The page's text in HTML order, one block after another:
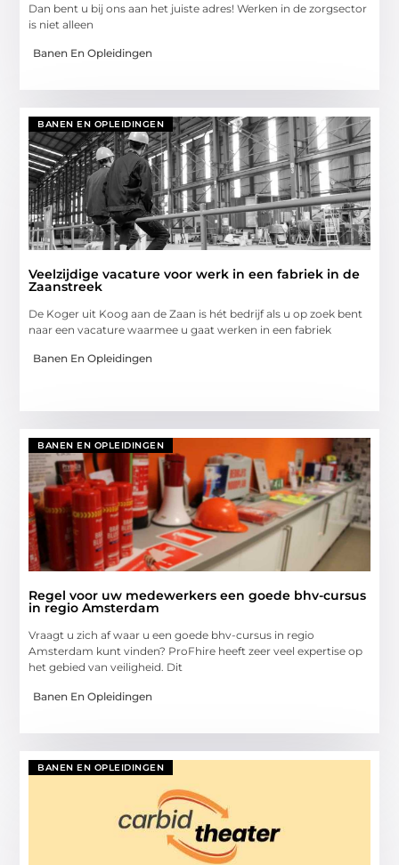
Dan bent u bij ons aan het juiste adres! Werken in de zorgsector
is niet alleen
Banen En Opleidingen
BANEN EN OPLEIDINGEN
Veelzijdige vacature voor werk in een fabriek in de
Zaanstreek
De Koger uit Koog aan de Zaan is hét bedrijf als u op zoek bent
naar een vacature waarmee u gaat werken in een fabriek
Banen En Opleidingen
BANEN EN OPLEIDINGEN
Regel voor uw medewerkers een goede bhv-cursus
in regio Amsterdam
Vraagt u zich af waar u een goede bhv-cursus in regio
Amsterdam kunt vinden? ProFhire heeft zeer veel expertise op
het gebied van veiligheid. Dit
Banen En Opleidingen
BANEN EN OPLEIDINGEN